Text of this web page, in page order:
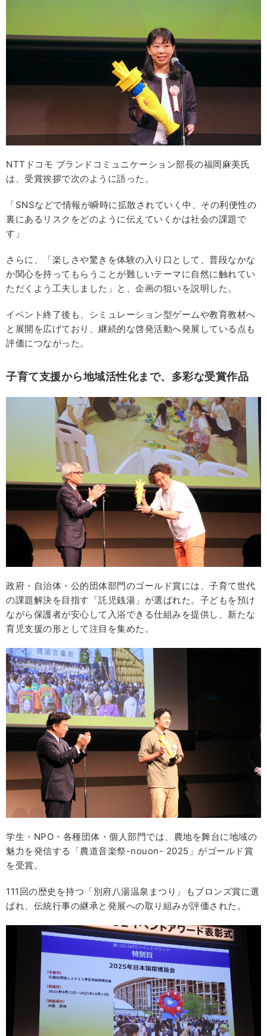
NTTドコモ ブランドコミュニケーション部長の福岡麻美氏
は、受賞挨拶で次のように語った。
「SNSなどで情報が瞬時に拡散されていく中、その利便性の
裏にあるリスクをどのように伝えていくかは社会の課題で
す」
さらに、「楽しさや驚きを体験の入り口として、普段なかな
か関心を持ってもらうことが難しいテーマに自然に触れてい
ただくよう工夫しました」と、企画の狙いを説明した。
イベント終了後も、シミュレーション型ゲームや教育教材へ
と展開を広げており、継続的な啓発活動へ発展している点も
評価につながった。
子育て支援から地域活性化まで、多彩な受賞作品
政府・自治体・公的団体部門のゴールド賞には、子育て世代
の課題解決を目指す「託児銭湯」が選ばれた。子どもを預け
ながら保護者が安心して入浴できる仕組みを提供し、新たな
育児支援の形として注目を集めた。
学生・NPO・各種団体・個人部門では、農地を舞台に地域の
魅力を発信する「農道音楽祭-nouon- 2025」がゴールド賞
を受賞。
111回の歴史を持つ「別府八湯温泉まつり」もブロンズ賞に選
ばれ、伝統行事の継承と発展への取り組みが評価された。